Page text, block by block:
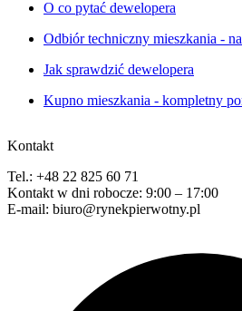
O co pytać dewelopera
Odbiór techniczny mieszkania -
Jak sprawdzić dewelopera
Kupno mieszkania - kompletny
Kontakt
Tel.: +48 22 825 60 71
Kontakt w dni robocze: 9:00 – 17:00
E-mail: biuro@rynekpierwotny.pl